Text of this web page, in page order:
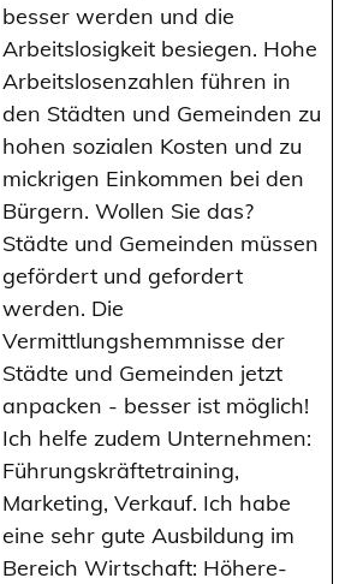
besser werden und die
Arbeitslosigkeit besiegen. Hohe
Arbeitslosenzahlen führen in
den Städten und Gemeinden zu
hohen sozialen Kosten und zu
mickrigen Einkommen bei den
Bürgern. Wollen Sie das?
Städte und Gemeinden müssen
gefördert und gefordert
werden. Die
Vermittlungshemmnisse der
Städte und Gemeinden jetzt
anpacken - besser ist möglich!
Ich helfe zudem Unternehmen:
Führungskräftetraining,
Marketing, Verkauf. Ich habe
eine sehr gute Ausbildung im
Bereich Wirtschaft: Höhere-